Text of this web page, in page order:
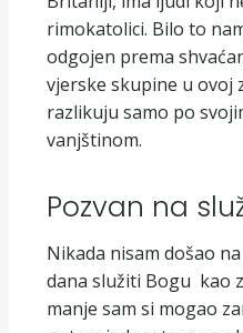
rimokatolici. Bilo to
odgojen prema
vjerske skupine u ovoj
razlikuju samo po
vanjštinom.
Pozvan na
Nikada nisam došao
dana služiti Bogu kao
manje sam si mogao